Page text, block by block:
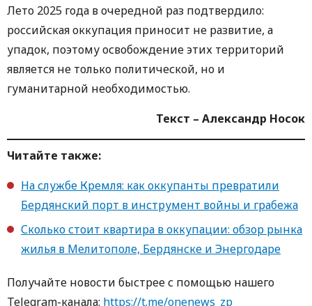
Лето 2025 года в очередной раз подтвердило:
российская оккупация приносит не развитие, а
упадок, поэтому освобождение этих территорий
является не только политической, но и
гуманитарной необходимостью.
Текст – Александр Носок
Читайте также:
На службе Кремля: как оккупанты превратили
Бердянский порт в инструмент войны и грабежа
Сколько стоит квартира в оккупации: обзор рынка
жилья в Мелитополе, Бердянске и Энергодаре
Получайте новости быстрее с помощью нашего
Telegram-канала: https://t.me/onenews_zp